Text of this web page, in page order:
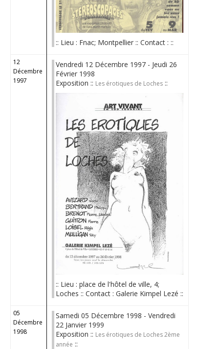
:: Lieu : Fnac; Montpellier :: Contact : ::
12
Décembre
1997
Vendredi 12 Décembre 1997 - Jeudi 26
Février 1998
Exposition :: Les érotiques de Loches ::
:: Lieu : place de l'hôtel de ville, 4;
Loches :: Contact : Galerie Kimpel Lezé ::
05
Décembre
1998
Samedi 05 Décembre 1998 - Vendredi
22 Janvier 1999
Exposition :: Les érotiques de Loches 2ème
année ::